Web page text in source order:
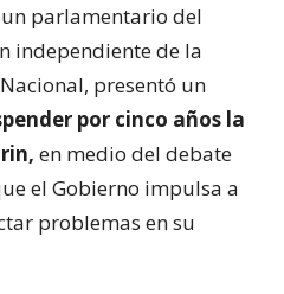
parlamentario del
independiente de la
presentó un
por cinco años la
en medio del debate
el Gobierno impulsa a
problemas en su